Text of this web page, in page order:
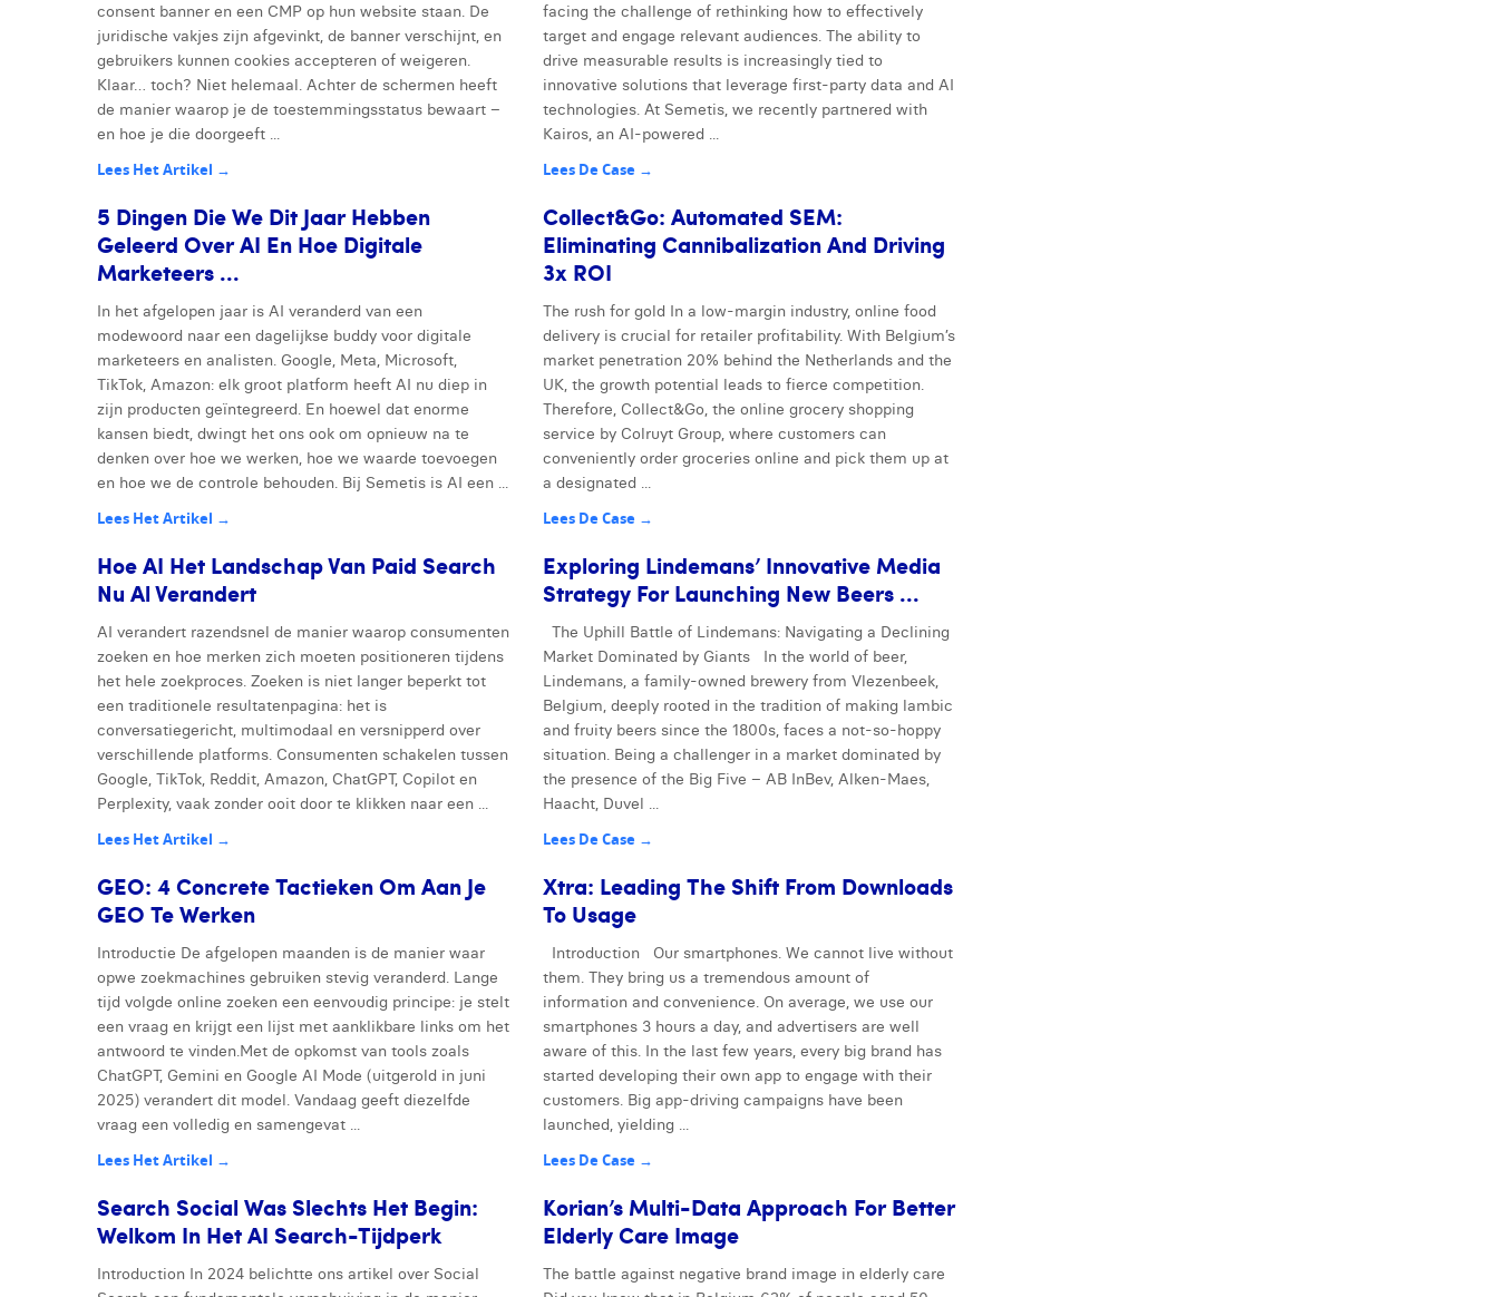
consent banner en een CMP op hun website staan. De
juridische vakjes zijn afgevinkt, de banner verschijnt, en
gebruikers kunnen cookies accepteren of weigeren.
Klaar… toch? Niet helemaal. Achter de schermen heeft
de manier waarop je de toestemmingsstatus bewaart –
en hoe je die doorgeeft ...
Lees Het Artikel →
5 Dingen Die We Dit Jaar Hebben
Geleerd Over AI En Hoe Digitale
Marketeers ...
In het afgelopen jaar is AI veranderd van een
modewoord naar een dagelijkse buddy voor digitale
marketeers en analisten. Google, Meta, Microsoft,
TikTok, Amazon: elk groot platform heeft AI nu diep in
zijn producten geïntegreerd. En hoewel dat enorme
kansen biedt, dwingt het ons ook om opnieuw na te
denken over hoe we werken, hoe we waarde toevoegen
en hoe we de controle behouden. Bij Semetis is AI een ...
Lees Het Artikel →
Hoe AI Het Landschap Van Paid Search
Nu Al Verandert
AI verandert razendsnel de manier waarop consumenten
zoeken en hoe merken zich moeten positioneren tijdens
het hele zoekproces. Zoeken is niet langer beperkt tot
een traditionele resultatenpagina: het is
conversatiegericht, multimodaal en versnipperd over
verschillende platforms. Consumenten schakelen tussen
Google, TikTok, Reddit, Amazon, ChatGPT, Copilot en
Perplexity, vaak zonder ooit door te klikken naar een ...
Lees Het Artikel →
GEO: 4 Concrete Tactieken Om Aan Je
GEO Te Werken
Introductie De afgelopen maanden is de manier waar
opwe zoekmachines gebruiken stevig veranderd. Lange
tijd volgde online zoeken een eenvoudig principe: je stelt
een vraag en krijgt een lijst met aanklikbare links om het
antwoord te vinden.Met de opkomst van tools zoals
ChatGPT, Gemini en Google AI Mode (uitgerold in juni
2025) verandert dit model. Vandaag geeft diezelfde
vraag een volledig en samengevat ...
Lees Het Artikel →
Search Social Was Slechts Het Begin:
Welkom In Het AI Search-Tijdperk
Introduction In 2024 belichtte ons artikel over Social
facing the challenge of rethinking how to effectively
target and engage relevant audiences. The ability to
drive measurable results is increasingly tied to
innovative solutions that leverage first-party data and AI
technologies. At Semetis, we recently partnered with
Kairos, an AI-powered ...
Lees De Case →
Collect&Go: Automated SEM:
Eliminating Cannibalization And Driving
3x ROI
The rush for gold In a low-margin industry, online food
delivery is crucial for retailer profitability. With Belgium’s
market penetration 20% behind the Netherlands and the
UK, the growth potential leads to fierce competition.
Therefore, Collect&Go, the online grocery shopping
service by Colruyt Group, where customers can
conveniently order groceries online and pick them up at
a designated ...
Lees De Case →
Exploring Lindemans’ Innovative Media
Strategy For Launching New Beers ...
The Uphill Battle of Lindemans: Navigating a Declining
Market Dominated by Giants In the world of beer,
Lindemans, a family-owned brewery from Vlezenbeek,
Belgium, deeply rooted in the tradition of making lambic
and fruity beers since the 1800s, faces a not-so-hoppy
situation. Being a challenger in a market dominated by
the presence of the Big Five – AB InBev, Alken-Maes,
Haacht, Duvel ...
Lees De Case →
Xtra: Leading The Shift From Downloads
To Usage
Introduction Our smartphones. We cannot live without
them. They bring us a tremendous amount of
information and convenience. On average, we use our
smartphones 3 hours a day, and advertisers are well
aware of this. In the last few years, every big brand has
started developing their own app to engage with their
customers. Big app-driving campaigns have been
launched, yielding ...
Lees De Case →
Korian’s Multi-Data Approach For Better
Elderly Care Image
The battle against negative brand image in elderly care